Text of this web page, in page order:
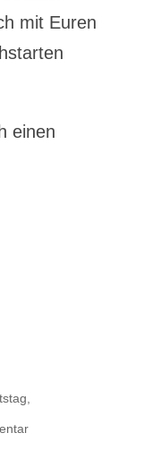
mit Euren
einen